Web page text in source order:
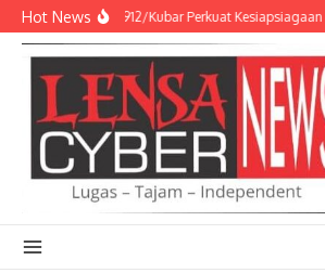
Lewati ke konten
Hot NewsKodim 0912/Kubar Perkuat Kesiapsiagaan